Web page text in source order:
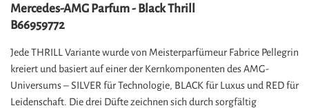
Mercedes-AMG Parfum - Black Thrill
B66959772
Jede THRILL Variante wurde von Meisterparfümeur Fabrice Pellegrin
kreiert und basiert auf einer der Kernkomponenten des AMG-
Universums – SILVER für Technologie, BLACK für Luxus und RED für
Leidenschaft. Die drei Düfte zeichnen sich durch sorgfältig